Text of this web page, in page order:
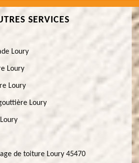
SERVICES
Loury
Loury
Loury
Loury
de toiture Loury 45470